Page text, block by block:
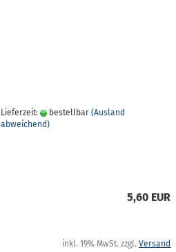
Lieferzeit: bestellbar (Ausland
abweichend)
5,60 EUR
inkl. 19% MwSt. zzgl.Versand